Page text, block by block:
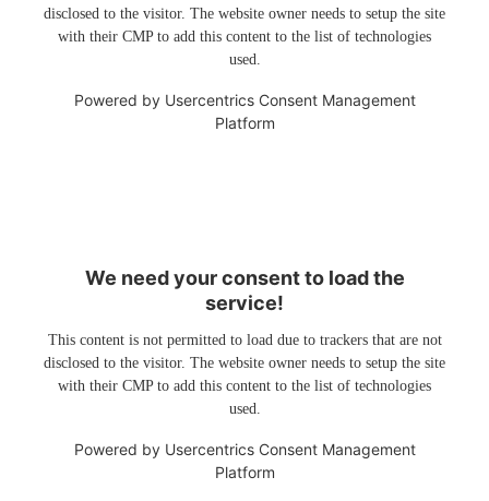
disclosed to the visitor. The website owner needs to setup the site
with their CMP to add this content to the list of technologies
used.
Powered by Usercentrics Consent Management
Platform
We need your consent to load the
service!
This content is not permitted to load due to trackers that are not
disclosed to the visitor. The website owner needs to setup the site
with their CMP to add this content to the list of technologies
used.
Powered by Usercentrics Consent Management
Platform